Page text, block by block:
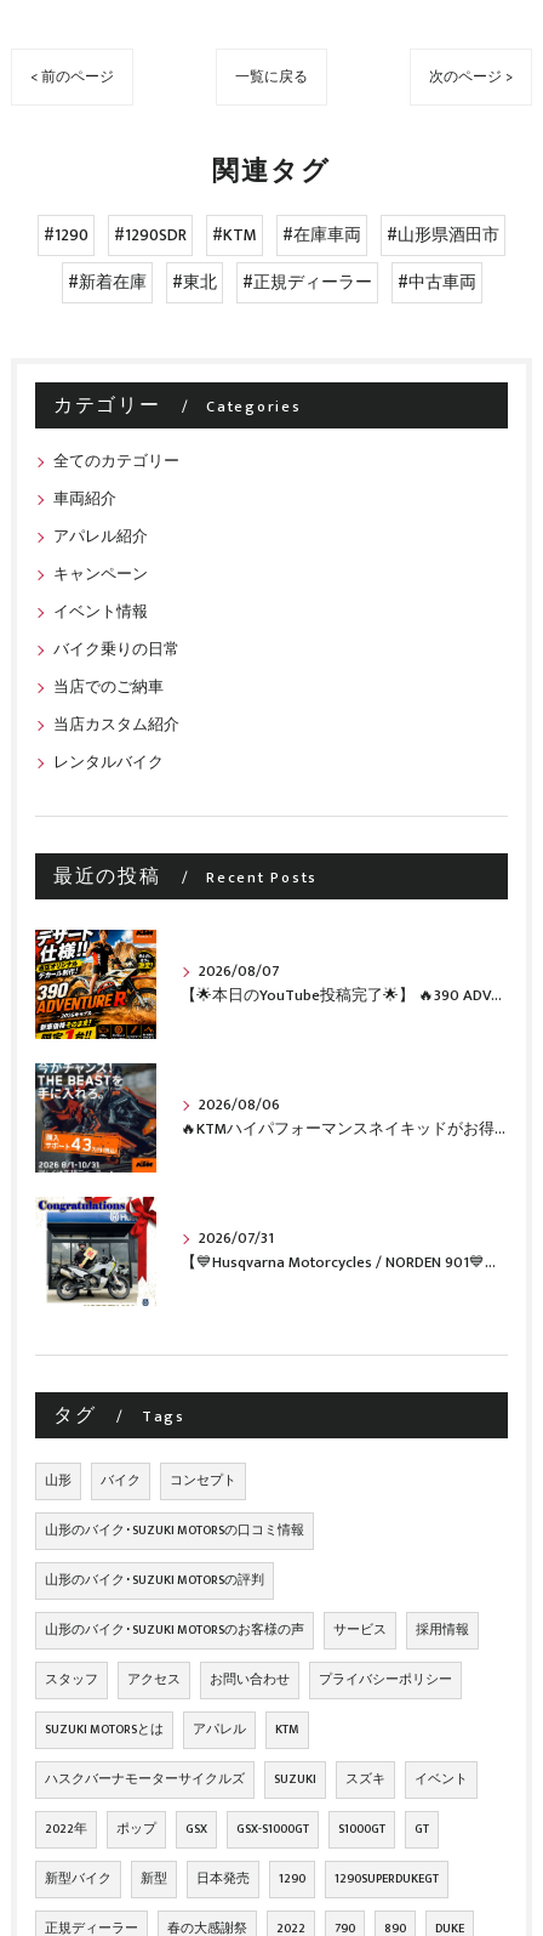
< 前のページ 一覧に戻る 次のページ >
関連タグ
#1290 #1290SDR #KTM #在庫車両
#山形県酒田市
#新着在庫
#東北 #正規ディーラー #中古車両
カテゴリー Categories
全てのカテゴリー
車両紹介
アパレル紹介
キャンペーン
イベント情報
バイク乗りの日常
当店でのご納車
当店カスタム紹介
レンタルバイク
最近の投稿 Recent Posts
2026/08/07
【🌟本日のYouTube投稿完了🌟】 🔥390 ADVENTURE R × KTM山形 オリジナルデカール仕様誕生🔥
2026/08/06
🔥KTMハイパフォーマンスネイキッドがお得に手に入るチャンス🔥
2026/07/31
【💙Husqvarna Motorcycles / NORDEN 901💙】 ご納車おめでとうございます🎉✨
タグ Tags
山形 バイク コンセプト
山形のバイク･SUZUKI MOTORSの口コミ情報
山形のバイク･SUZUKI MOTORSの評判
山形のバイク･SUZUKI MOTORSのお客様の声 サービス 採用情報
スタッフ アクセス お問い合わせ プライバシーポリシー
SUZUKI MOTORSとは アパレル KTM
ハスクバーナモーターサイクルズ SUZUKI スズキ イベント
2022年 ポップ GSX GSX-S1000GT S1000GT GT
新型バイク 新型 日本発売 1290 1290SUPERDUKEGT
正規ディーラー 春の大感謝祭 2022 790 890 DUKE